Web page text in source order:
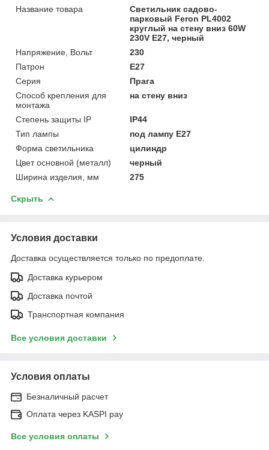
Название товара
Светильник садово-
парковый Feron PL4002
круглый на стену вниз 60W
230V E27, черный
Напряжение, Вольт
230
Патрон
E27
Серия
Прага
Способ крепления для
монтажа
на стену вниз
Степень защиты IP
IP44
Тип лампы
под лампу Е27
Форма светильника
цилиндр
Цвет основной (металл)
черный
Ширина изделия, мм
275
Скрыть
Условия доставки
Доставка осуществляется только по предоплате.
Доставка курьером
Доставка почтой
Транспортная компания
Все условия доставки
Условия оплаты
Безналичный расчет
Оплата через KASPI pay
Все условия оплаты